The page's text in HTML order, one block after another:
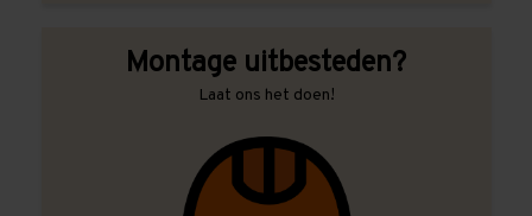
Montage uitbesteden?
Laat ons het doen!